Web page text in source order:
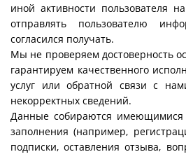
иной активности пользователя
отправлять пользователю
согласился получать.
Мы не проверяем достоверность
гарантируем качественного
услуг или обратной связи с
некорректных сведений.
Данные собираются
заполнения (например,
подписки, оставления отзыва,